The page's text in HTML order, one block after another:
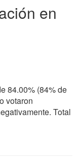
en
84.00% (84% de
votaron
Total